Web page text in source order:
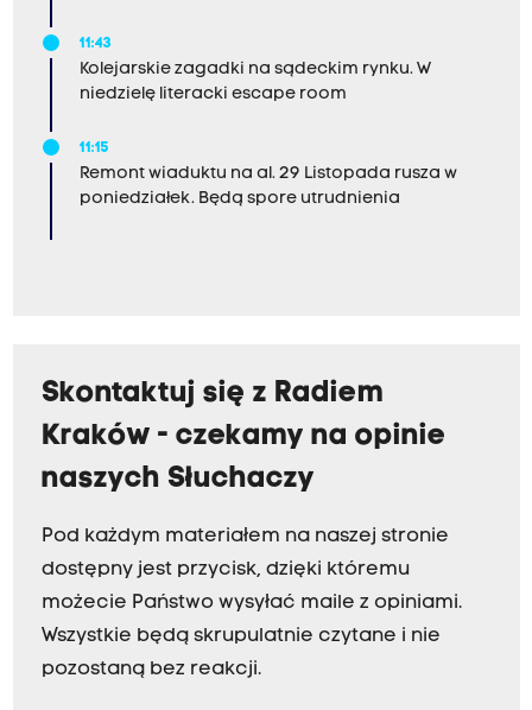
11:43
Kolejarskie zagadki na sądeckim rynku. W
niedzielę literacki escape room
11:15
Remont wiaduktu na al. 29 Listopada rusza w
poniedziałek. Będą spore utrudnienia
Skontaktuj się z Radiem
Kraków - czekamy na opinie
naszych Słuchaczy
Pod każdym materiałem na naszej stronie
dostępny jest przycisk, dzięki któremu
możecie Państwo wysyłać maile z opiniami.
Wszystkie będą skrupulatnie czytane i nie
pozostaną bez reakcji.